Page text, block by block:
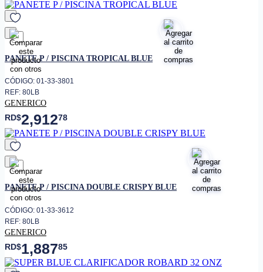
favorito
PANETE P / PISCINA TROPICAL BLUE
CÓDIGO: 01-33-3801
REF: 80LB
GENERICO
RD$2,91278
favorito
PANETE P / PISCINA DOUBLE CRISPY BLUE
CÓDIGO: 01-33-3612
REF: 80LB
GENERICO
RD$1,88785